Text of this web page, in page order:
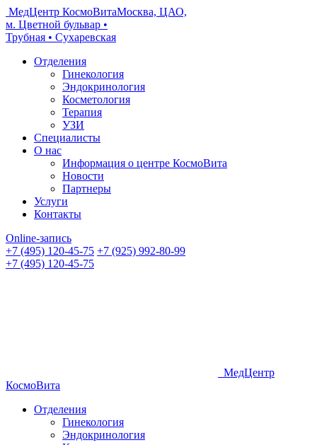
МедЦентр КосмоВитаМосква, ЦАО,
м. Цветной бульвар •
Трубная • Сухаревская
Отделения
Гинекология
Эндокринология
Косметология
Терапия
УЗИ
Специалисты
О нас
Информация о центре КосмоВита
Новости
Партнеры
Услуги
Контакты
Online-запись
+7 (495) 120-45-75 +7 (925) 992-80-99
+7 (495) 120-45-75
МедЦентр
КосмоВита
Отделения
Гинекология
Эндокринология